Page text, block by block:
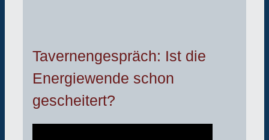
Tavernengespräch: Ist die
Energiewende schon
gescheitert?